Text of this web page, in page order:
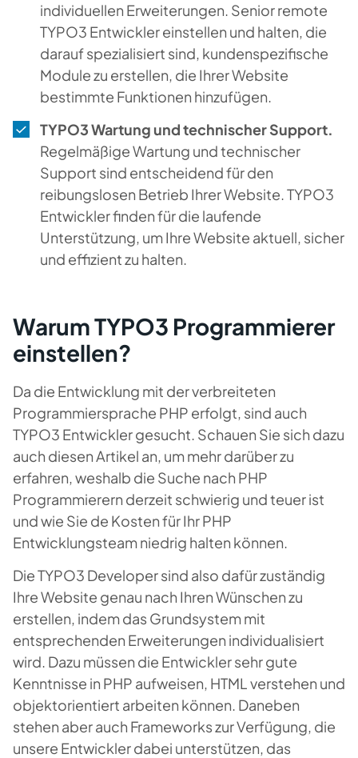
individuellen Erweiterungen. Senior remote
TYPO3 Entwickler einstellen und halten, die
darauf spezialisiert sind, kundenspezifische
Module zu erstellen, die Ihrer Website
bestimmte Funktionen hinzufügen.
TYPO3 Wartung und technischer Support.
Regelmäßige Wartung und technischer
Support sind entscheidend für den
reibungslosen Betrieb Ihrer Website. TYPO3
Entwickler finden für die laufende
Unterstützung, um Ihre Website aktuell, sicher
und effizient zu halten.
Warum TYPO3 Programmierer
einstellen?
Da die Entwicklung mit der verbreiteten
Programmiersprache PHP erfolgt, sind auch
TYPO3 Entwickler gesucht. Schauen Sie sich dazu
auch diesen Artikel an, um mehr darüber zu
erfahren, weshalb die Suche nach PHP
Programmierern derzeit schwierig und teuer ist
und wie Sie de Kosten für Ihr PHP
Entwicklungsteam niedrig halten können.
Die TYPO3 Developer sind also dafür zuständig
Ihre Website genau nach Ihren Wünschen zu
erstellen, indem das Grundsystem mit
entsprechenden Erweiterungen individualisiert
wird. Dazu müssen die Entwickler sehr gute
Kenntnisse in PHP aufweisen, HTML verstehen und
objektorientiert arbeiten können. Daneben
stehen aber auch Frameworks zur Verfügung, die
unsere Entwickler dabei unterstützen, das